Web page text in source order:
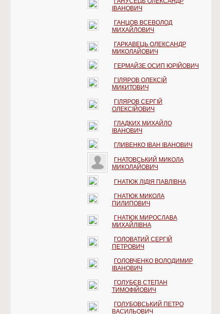
ІВАНОВИЧ
ГАНЦОВ ВСЕВОЛОД
МИХАЙЛОВИЧ
ГАРКАВЕЦЬ ОЛЕКСАНДР
МИКОЛАЙОВИЧ
ГЕРМАЙЗЕ ОСИП ЮРІЙОВИЧ
ГІЛЯРОВ ОЛЕКСІЙ
МИКИТОВИЧ
ГІЛЯРОВ СЕРГІЙ
ОЛЕКСІЙОВИЧ
ГЛАДКИХ МИХАЙЛО
ІВАНОВИЧ
ГЛИВЕНКО ІВАН ІВАНОВИЧ
ГНАТОВСЬКИЙ МИКОЛА
МИКОЛАЙОВИЧ
ГНАТЮК ЛІДІЯ ПАВЛІВНА
ГНАТЮК МИКОЛА
ПИЛИПОВИЧ
ГНАТЮК МИРОСЛАВА
МИХАЙЛІВНА
ГОЛОВАТИЙ СЕРГІЙ
ПЕТРОВИЧ
ГОЛОВЧЕНКО ВОЛОДИМИР
ІВАНОВИЧ
ГОЛУБЄВ СТЕПАН
ТИМОФІЙОВИЧ
ГОЛУБОВСЬКИЙ ПЕТРО
ВАСИЛЬОВИЧ